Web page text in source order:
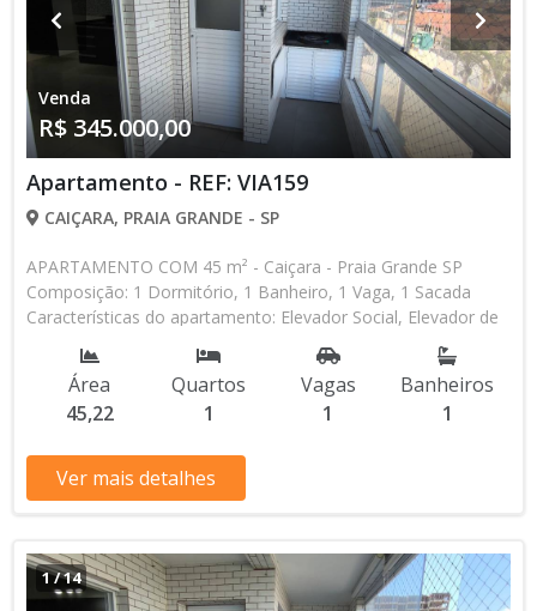
Venda
R$ 345.000,00
Apartamento - REF: VIA159
CAIÇARA, PRAIA GRANDE - SP
APARTAMENTO COM 45 m² - Caiçara - Praia Grande SP
Composição: 1 Dormitório, 1 Banheiro, 1 Vaga, 1 Sacada
Características do apartamento: Elevador Social, Elevador de
Serviço, Acessibilidade, Interfone, Piscina, Sauna, Salão de
Jogos, Salão de Festas, Espaço Kids, Espaço Gourmet,
Academia, Churrasqueira Aceita Financiamento Bancário * Os
valores e disponibilidade podem ser alterados sem prévio
Área
45,22
Quartos
1
Vagas
1
Banheiros
1
Ver mais detalhes
1/14